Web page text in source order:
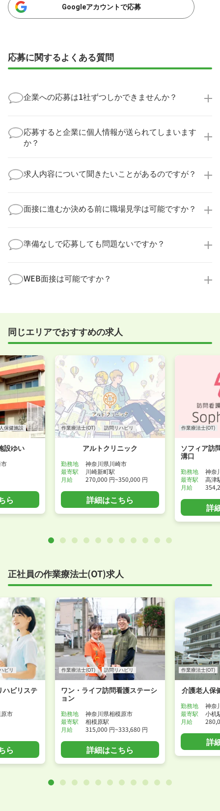
Googleアカウントで応募
応募に関するよくある質問
企業への応募は1社ずつしかできませんか？
実際に医療キャリアナビを利用して転職に成功した方
の多くは、複数応募して自分に合った職場を選ばれて
います。
応募すると企業に個人情報が送られてしまいます
か？
業様に個人情報が送られることはありません！
より詳細な求人情報をご確認いただいた上で、転職希
求人内容について聞きたいことがあるのですが？
してお答えいたします。
勤務体制や職場の雰囲気、研修制度など、どんな小さ
す！
面接に進むか決める前に職場見学は可能ですか？
積極的に受け入れています。実際の職場環境や働く人
の様子を見ることで、より安心してご判断いただけま
ださい！
準備なしで応募しても問題ないですか？
まで、一からサポートいたします。「転職を考え始め
たばかり」「何から始めればいいか分からない」とい
WEB面接は可能ですか？
すめしていますが、企業様によってはWEB面接を導入
事前に確認することは可能ですので、お気軽にお申し
付けください！
同じエリアでおすすめの求人
保健施設
設ゆい
ら
作業療法士(OT) 訪問リハビリ
アルトクリニック
勤務地
神奈川県川崎市
最寄駅
川崎新町駅
月給
270,000 円~350,000 円
詳細はこちら
作業療法士(OT)
ソフィア訪
溝口
勤務地
神奈
最寄駅
高津
月給
詳
正社員の作業療法士(OT)求人
ビリ
ハビリステ
市
ら
作業療法士(OT) 訪問リハビリ
ワン・ライフ訪問看護ステーシ
ョン
勤務地
神奈川県相模原市
最寄駅
相模原駅
月給
315,000 円~333,680 円
詳細はこちら
作業療法士(OT)
介護老人保
勤務地
神奈
最寄駅
小机
月給
詳